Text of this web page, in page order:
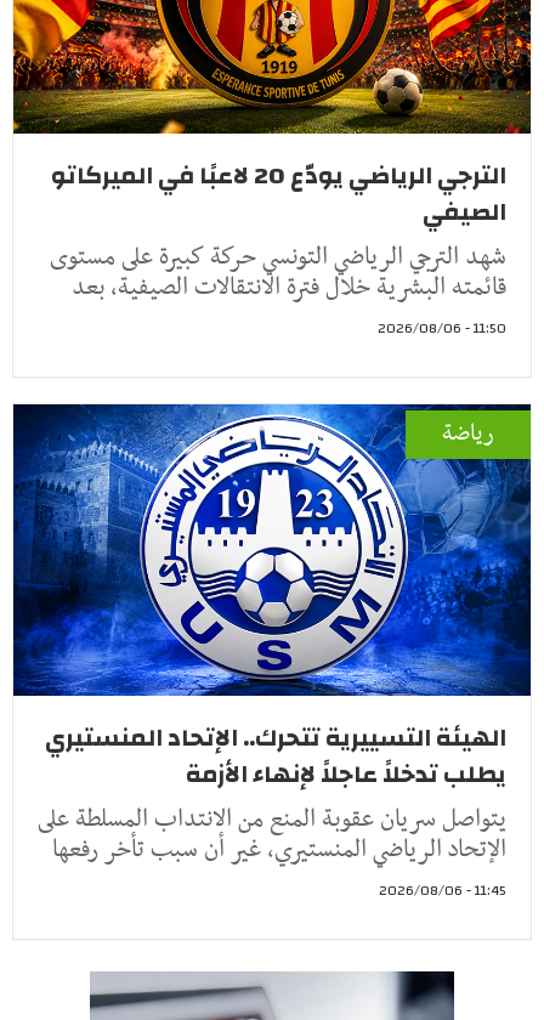
الترجي الرياضي يودّع 20 لاعبًا في الميركاتو
الصيفي
شهد الترجي الرياضي التونسي حركة كبيرة على مستوى
قائمته البشرية خلال فترة الانتقالات الصيفية، بعد
11:50 - 2026/08/06
رياضة
الهيئة التسييرية تتحرك.. الإتحاد المنستيري
يطلب تدخلاً عاجلاً لإنهاء الأزمة
يتواصل سريان عقوبة المنع من الانتداب المسلطة على
الإتحاد الرياضي المنستيري، غير أن سبب تأخر رفعها
11:45 - 2026/08/06